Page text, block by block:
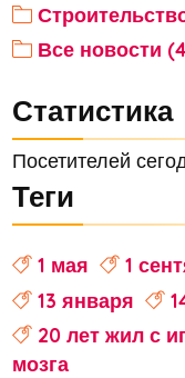
Все новости
Статистика
Посетителей
Теги
1 мая 1
13 января
20 лет жил с
мозга